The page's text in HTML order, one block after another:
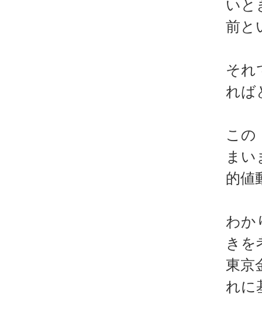
いと
前と
それ
れば
この
まい
的値
わか
きを
東京
れに